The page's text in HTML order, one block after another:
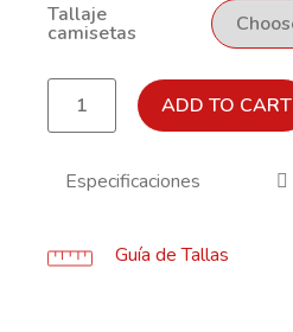
Tallaje
camisetas
ADD TO CART
Especificaciones
Guía de Tallas